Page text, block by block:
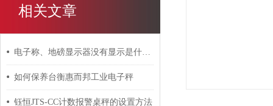
相关文章
电子称、地磅显示器没有显示是什么原因？
如何保养台衡惠而邦工业电子秤
钰恒JTS-CC计数报警桌秤的设置方法